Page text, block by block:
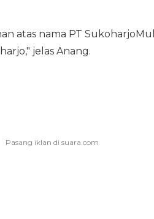
atas nama PT
jelas Anang.